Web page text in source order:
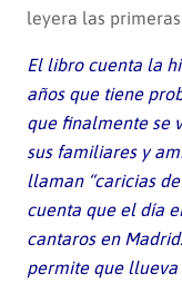
leyera las
El libro cuenta la
años que tiene
que finalmente se
sus familiares y
llaman “caricias
cuenta que el día
cantaros en
permite que llueva